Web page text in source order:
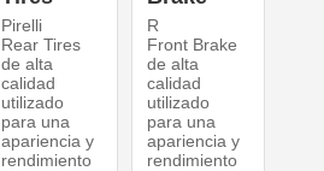
Pirelli
Rear Tires
de alta
calidad
utilizado
para una
apariencia y
rendimiento
R
Front Brake
de alta
calidad
utilizado
para una
apariencia y
rendimiento